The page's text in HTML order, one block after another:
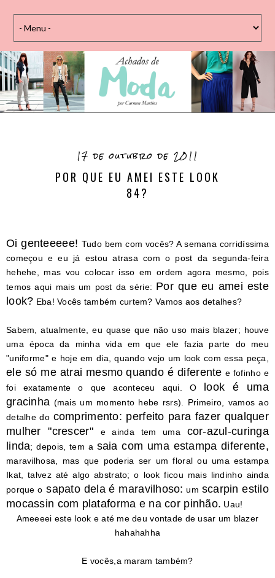
17 de outubro de 2011
POR QUE EU AMEI ESTE LOOK
84?
Oi genteeeee! Tudo bem com vocês? A semana corridíssima
começou e eu já estou atrasa com o post da segunda-feira
hehehe, mas vou colocar isso em ordem agora mesmo, pois
temos aqui mais um post da série: Por que eu amei este
look? Eba! Vocês também curtem? Vamos aos detalhes?
Sabem, atualmente, eu quase que não uso mais blazer; houve
uma época da minha vida em que ele fazia parte do meu
"uniforme" e hoje em dia, quando vejo um look com essa peça,
ele só me atrai mesmo quando é diferente e fofinho e
foi exatamente o que aconteceu aqui. O look é uma
gracinha (mais um momento hebe rsrs). Primeiro, vamos ao
detalhe do comprimento: perfeito para fazer qualquer
mulher "crescer"
e ainda tem uma cor-azul-curinga
linda; depois, tem a saia com uma estampa diferente,
maravilhosa, mas que poderia ser um floral ou uma estampa
Ikat, talvez até algo abstrato; o look ficou mais lindinho ainda
porque o sapato dela é maravilhoso: um scarpin estilo
mocassin com plataforma e na cor pinhão. Uau!
Ameeeei este look e até me deu vontade de usar um blazer
hahahahha
E vocês,a maram também?